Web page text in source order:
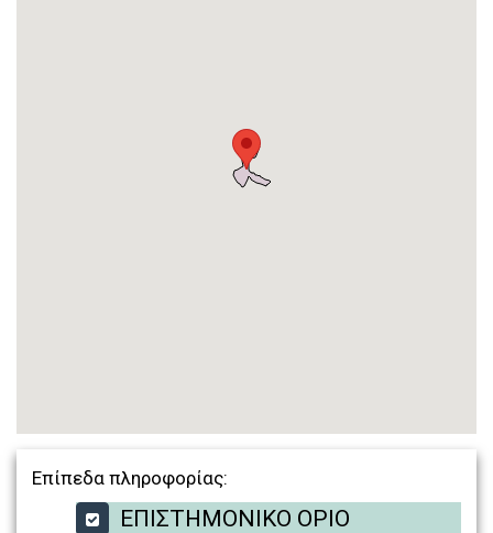
Επίπεδα πληροφορίας:
ΕΠΙΣΤΗΜΟΝΙΚΟ ΟΡΙΟ